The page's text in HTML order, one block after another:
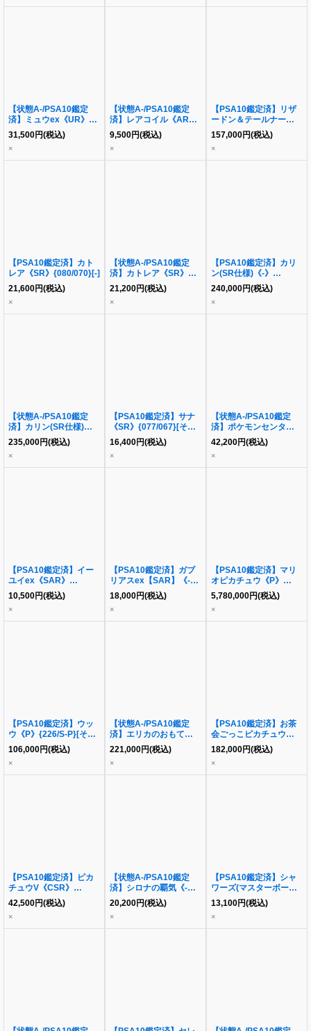
【状態A-/PSA10鑑定
済】ミュウex《UR》
{208/165}[その他]
31,500円(税込)
×
【状態A-/PSA10鑑定
済】レアコイル《AR》
{112/106}[-]
9,500円(税込)
×
【PSA10鑑定済】リザ
ードン＆テールナー
GX(SA)《SR》
{068/064}[その他]
157,000円(税込)
×
【PSA10鑑定済】カト
レア《SR》{080/070}[-]
21,600円(税込)
×
【状態A-/PSA10鑑定
済】カトレア《SR》
{080/070}[-]
21,200円(税込)
×
【PSA10鑑定済】カリ
ン(SR仕様)《-》
{183/171}[その他]
240,000円(税込)
×
【状態A-/PSA10鑑定
済】カリン(SR仕様)
《-》{183/171}[その他]
235,000円(税込)
×
【PSA10鑑定済】サナ
《SR》{077/067}[その
他]
16,400円(税込)
×
【状態A-/PSA10鑑定
済】ポケモンセンターの
お姉さん(SR仕様)《P》
{069/S-P}[その他]
42,200円(税込)
×
【PSA10鑑定済】イー
ユイex《SAR》
{092/071}[その他]
10,500円(税込)
×
【PSA10鑑定済】ガブ
リアスex【SAR】《-》
{085/062}[-]
18,000円(税込)
×
【PSA10鑑定済】マリ
オピカチュウ《P》
{294/XY-P}[その他]
5,780,000円(税込)
×
【PSA10鑑定済】ウッ
ウ《P》{226/S-P}[その
他]
106,000円(税込)
×
【状態A-/PSA10鑑定
済】エリカのおもてなし
《SR》{190/173}[その
他]
221,000円(税込)
×
【PSA10鑑定済】お茶
会ごっこピカチュウ
《P》{325/SM-P}[その
他]
182,000円(税込)
×
【PSA10鑑定済】ピカ
チュウV《CSR》
{222/184}[その他]
42,500円(税込)
×
【状態A-/PSA10鑑定
済】シロナの覇気《-》
{239/172}[-]
20,200円(税込)
×
【PSA10鑑定済】シャ
ワーズ(マスターボール
ミラー)《-》{030/187}
[-]
13,100円(税込)
×